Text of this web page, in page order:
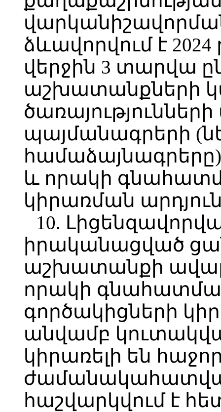
ձևավորվում է
վերջին 3 տարվա
աշխատանքների
պայմանագրերի
և որակի
կիրառման
10.
իրականացված
աշխատանքի
որակի
գործակիցների
անվամբ
կիրառելի են
հաշվարկվում է